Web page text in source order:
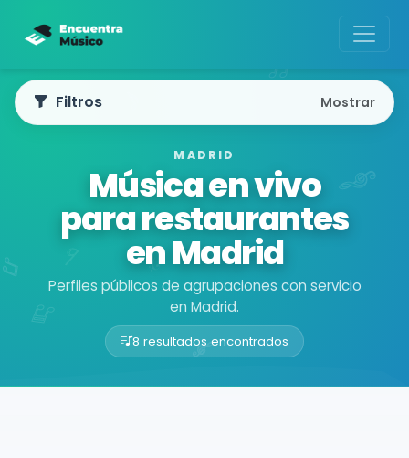
MADRID
Música en vivo
para restaurantes
en Madrid
Perfiles públicos de agrupaciones con servicio
en Madrid.
8 resultados encontrados
Buscador de músicos
Filtros Mostrar